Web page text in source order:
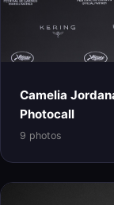
Camelia
Photocall
9 photos